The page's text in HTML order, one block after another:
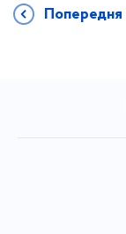
Попередня